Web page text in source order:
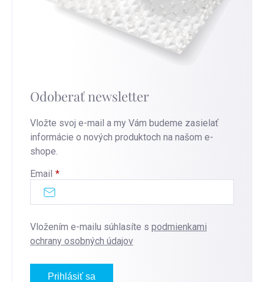
Odoberať newsletter
Vložte svoj e-mail a my Vám budeme zasielať
informácie o nových produktoch na našom e-
shope.
Email
Vložením e-mailu súhlasíte s podmienkami
ochrany osobných údajov
Prihlásiť sa